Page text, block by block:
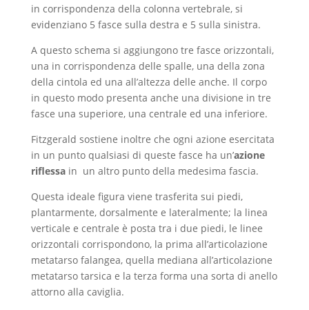
in corrispondenza della colonna vertebrale, si
evidenziano 5 fasce sulla destra e 5 sulla sinistra.
A questo schema si aggiungono tre fasce orizzontali,
una in corrispondenza delle spalle, una della zona
della cintola ed una all’altezza delle anche. Il corpo
in questo modo presenta anche una divisione in tre
fasce una superiore, una centrale ed una inferiore.
Fitzgerald sostiene inoltre che ogni azione esercitata
in un punto qualsiasi di queste fasce ha un’azione
riflessain un altro punto della medesima fascia.
Questa ideale figura viene trasferita sui piedi,
plantarmente, dorsalmente e lateralmente; la linea
verticale e centrale è posta tra i due piedi, le linee
orizzontali corrispondono, la prima all’articolazione
metatarso falangea, quella mediana all’articolazione
metatarso tarsica e la terza forma una sorta di anello
attorno alla caviglia.